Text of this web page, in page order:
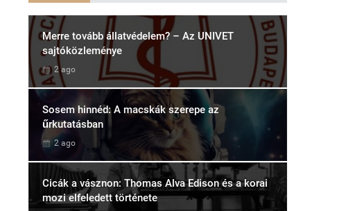
Merre tovább állatvédelem? – Az UNIVET
sajtóközleménye
2 ago
Sosem hinnéd: A macskák szerepe az
űrkutatásban
2 ago
Cicák a vásznon: Thomas Alva Edison és a korai
mozi elfeledett története